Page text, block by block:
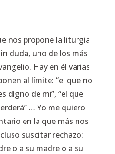
nos propone la liturgia
duda, uno de los más
Hay en él varias
al límite: “el que no
digno de mí”, “el que
… Yo me quiero
en la que más nos
suscitar rechazo:
o a su madre o a su